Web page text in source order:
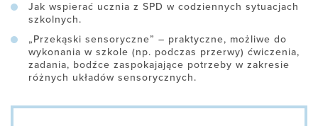
Jak wspierać ucznia z SPD w codziennych sytuacjach
szkolnych.
„Przekąski sensoryczne” – praktyczne, możliwe do
wykonania w szkole (np. podczas przerwy) ćwiczenia,
zadania, bodźce zaspokajające potrzeby w zakresie
różnych układów sensorycznych.